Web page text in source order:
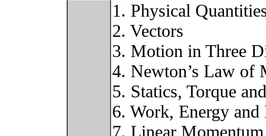
1. Physical
2. Vectors
3. Motion in Three
4. Newton’s Law of
5. Statics, Torque
6. Work, Energy and
7. Linear Momentum